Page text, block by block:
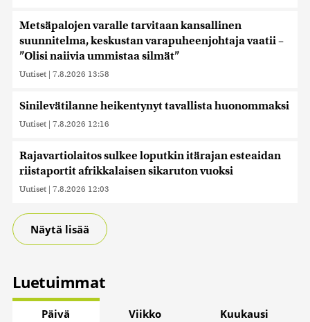
Metsäpalojen varalle tarvitaan kansallinen
suunnitelma, keskustan varapuheenjohtaja vaatii –
”Olisi naiivia ummistaa silmät”
Uutiset | 7.8.2026 13:58
Sinilevätilanne heikentynyt tavallista huonommaksi
Uutiset | 7.8.2026 12:16
Rajavartiolaitos sulkee loputkin itärajan esteaidan
riistaportit afrikkalaisen sikaruton vuoksi
Uutiset | 7.8.2026 12:03
Näytä lisää
Luetuimmat
Päivä Viikko Kuukausi